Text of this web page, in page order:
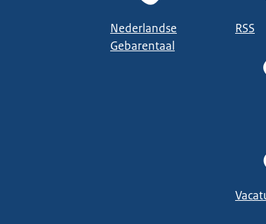
Nederlandse
Gebarentaal
RSS